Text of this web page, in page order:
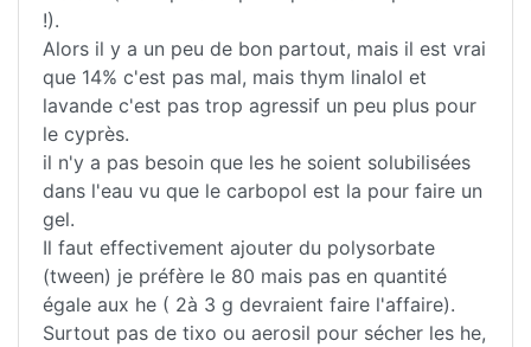
!).
Alors il y a un peu de bon partout, mais il est vrai
que 14% c'est pas mal, mais thym linalol et
lavande c'est pas trop agressif un peu plus pour
le cyprès.
il n'y a pas besoin que les he soient solubilisées
dans l'eau vu que le carbopol est la pour faire un
gel.
Il faut effectivement ajouter du polysorbate
(tween) je préfère le 80 mais pas en quantité
égale aux he ( 2à 3 g devraient faire l'affaire).
Surtout pas de tixo ou aerosil pour sécher les he,